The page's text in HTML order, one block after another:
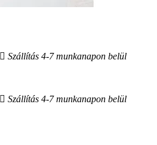
Szállítás 4-7 munkanapon belül
Szállítás 4-7 munkanapon belül